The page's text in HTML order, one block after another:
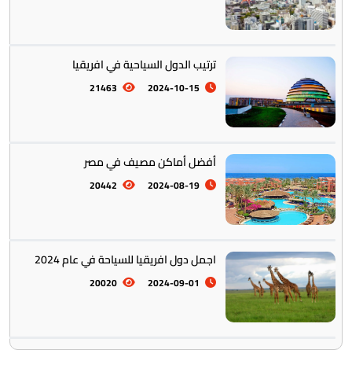
ترتيب الدول السياحية في افريقيا
2024-10-15
21463
أفضل أماكن مصيف في مصر
2024-08-19
20442
اجمل دول افريقيا للسياحة في عام 2024
2024-09-01
20020